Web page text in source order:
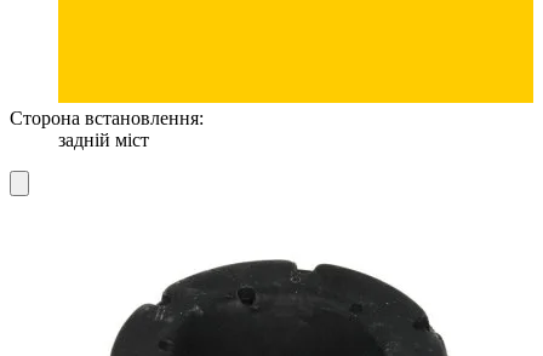
Сторона встановлення:
задній міст